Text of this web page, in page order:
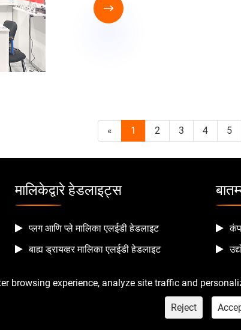

« 1 2 3 4 5
मालिकेद्वारे हेडलाइट्स
प्लग आणि प्ले मालिका एलईडी हेडलाइट
बाह्य ड्रायव्हर मालिका एलईडी हेडलाइट
browsing experience, analyze site traffic and
Reject